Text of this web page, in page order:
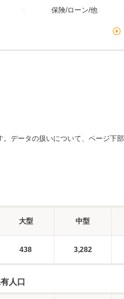
保険/ローン/他
データの扱いについて、ページ下
大型 中型
438 3,282
人口